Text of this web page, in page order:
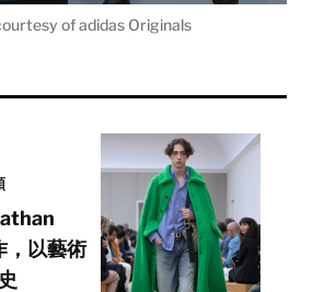
of adidas Originals
以藝術